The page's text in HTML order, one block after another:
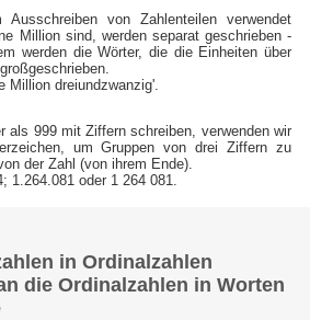
von Zahlenteilen verwendet
Million sind, werden separat geschrieben -
werden die Wörter, die die Einheiten über
Million dreiundzwanzig'.
als 999 mit Ziffern schreiben, verwenden wir
um Gruppen von drei Ziffern zu
der Zahl (von ihrem Ende).
1.264.081 oder 1 264 081.
in Ordinalzahlen
die Ordinalzahlen in Worten